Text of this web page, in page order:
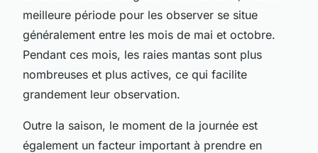
meilleure période pour les observer se situe
généralement entre les mois de mai et octobre.
Pendant ces mois, les raies mantas sont plus
nombreuses et plus actives, ce qui facilite
grandement leur observation.
Outre la saison, le moment de la journée est
également un facteur important à prendre en